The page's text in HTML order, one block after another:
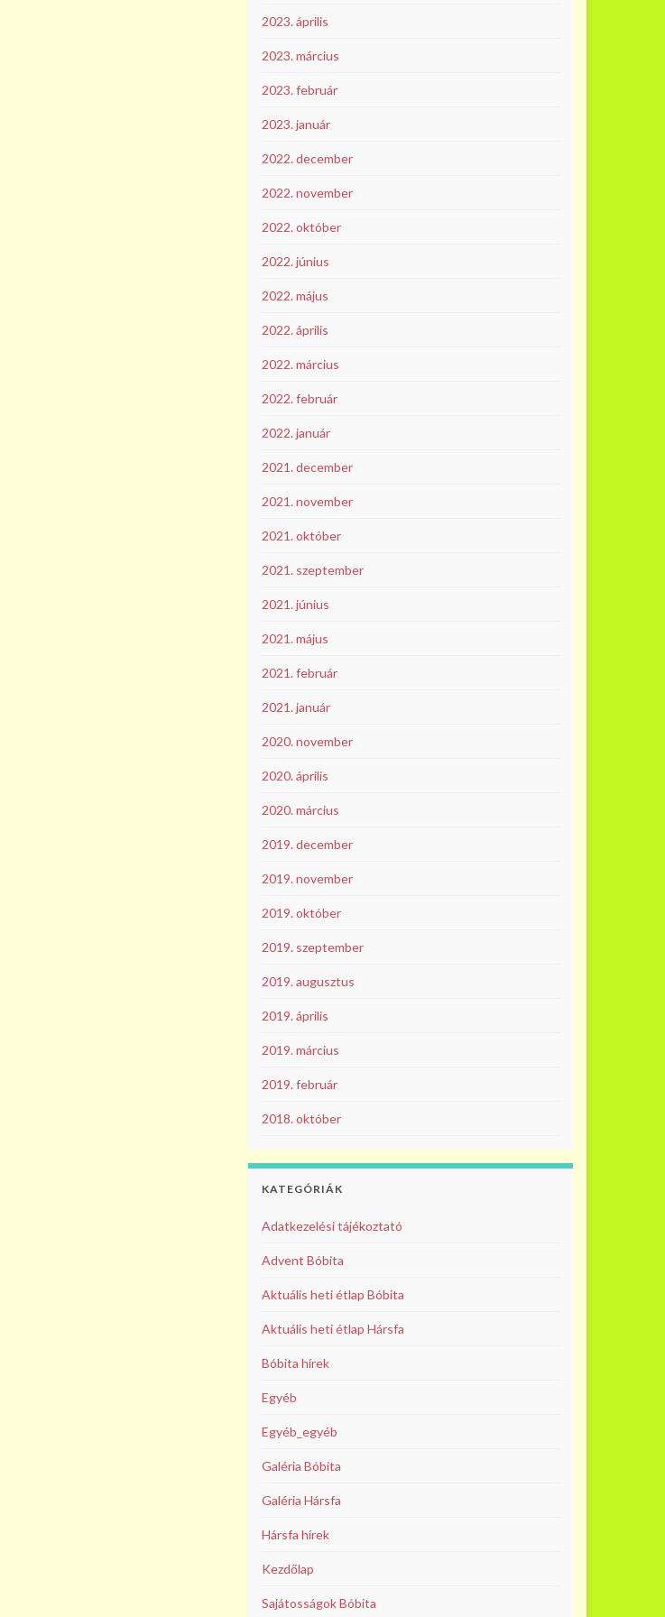
2023. április
2023. március
2023. február
2023. január
2022. december
2022. november
2022. október
2022. június
2022. május
2022. április
2022. március
2022. február
2022. január
2021. december
2021. november
2021. október
2021. szeptember
2021. június
2021. május
2021. február
2021. január
2020. november
2020. április
2020. március
2019. december
2019. november
2019. október
2019. szeptember
2019. augusztus
2019. április
2019. március
2019. február
2018. október
KATEGÓRIÁK
Adatkezelési tájékoztató
Advent Bóbita
Aktuális heti étlap Bóbita
Aktuális heti étlap Hársfa
Bóbita hírek
Egyéb
Egyéb_egyéb
Galéria Bóbita
Galéria Hársfa
Hársfa hírek
Kezdőlap
Sajátosságok Bóbita